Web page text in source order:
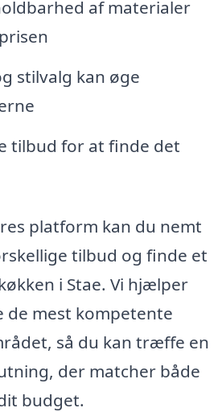
af materialer
stilvalg kan øge
tilbud for at finde det
platform kan du nemt
tilbud og finde et
i Stae. Vi hjælper
de mest kompetente
så du kan træffe en
der matcher både
budget.